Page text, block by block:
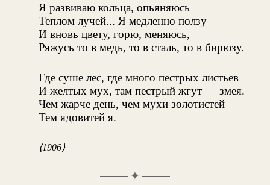
Я развиваю кольца, опьяняюсь
Теплом лучей... Я медленно ползу —
И вновь цвету, горю, меняюсь,
Ряжусь то в медь, то в сталь, то в бирюзу.
Где суше лес, где много пестрых листьев
И желтых мух, там пестрый жгут — змея.
Чем жарче день, чем мухи золотистей —
Тем ядовитей я.
⟨1906⟩
✦